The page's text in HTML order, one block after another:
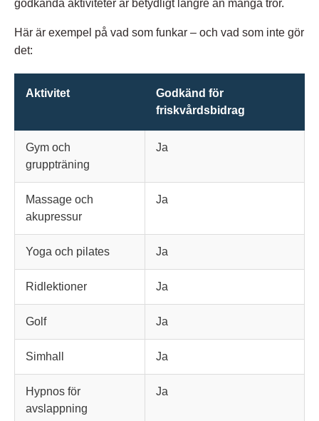
godkända aktiviteter är betydligt längre än många tror.​
Här är exempel på vad som funkar – och vad som inte gör
det:
Aktivitet
Godkänd för
friskvårdsbidrag
Gym och
gruppträning
Ja
Massage och
akupressur
Ja
Yoga och pilates Ja
Ridlektioner Ja
Golf Ja
Simhall Ja
Hypnos för
avslappning
Ja